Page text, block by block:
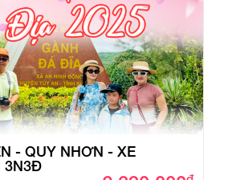
- QUY NHƠN - XE
3N3Đ